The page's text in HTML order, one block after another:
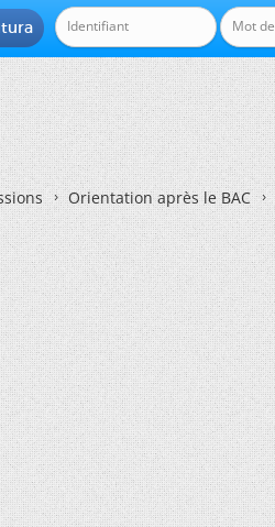
Orientation après le BAC